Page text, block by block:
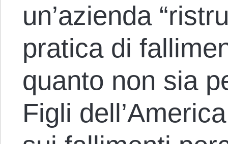
un’azienda
pratica di
quanto non sia
Figli